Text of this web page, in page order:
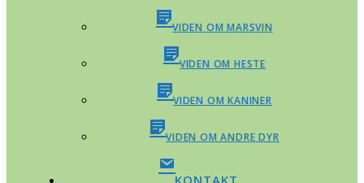
VIDEN OM MARSVIN
VIDEN OM HESTE
VIDEN OM KANINER
VIDEN OM ANDRE DYR
KONTAKT